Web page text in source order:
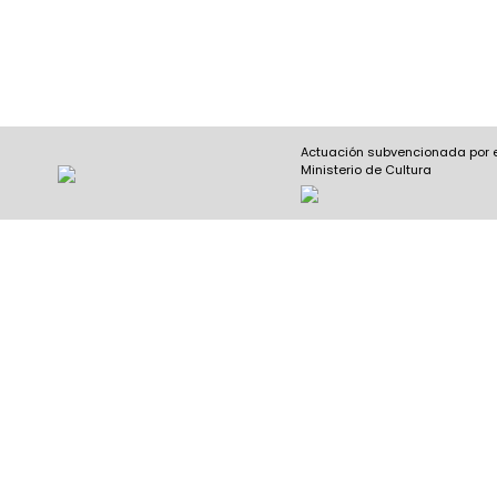
Actuación subvencionada por
Ministerio de Cultura